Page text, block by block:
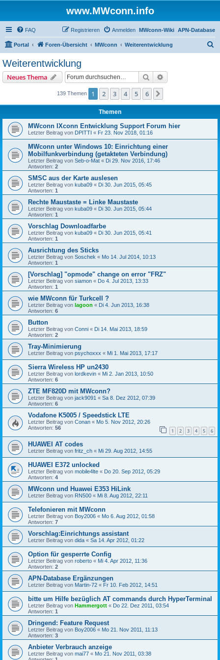
www.MWconn.info
FAQ APN-Database
MWconn-Wiki
Anmelden
Registrieren
Portal Foren-Übersicht MWconn Weiterentwicklung
Weiterentwicklung
Neues Thema Suche
139 Themen 1 2 3 4 5 6
Themen
MWconn IXconn Entwicklung Support Forum hier
Letzter Beitrag von DPITTI « Fr 23. Nov 2018, 01:16
MWconn unter Windows 10: Einrichtung einer
Mobilfunkverbindung (getakteten Verbindung)
Letzter Beitrag von Seb-o-Mat « Di 29. Nov 2016, 17:46
Antworten: 2
SMSC aus der Karte auslesen
Letzter Beitrag von kuba09 « Di 30. Jun 2015, 05:45
Antworten: 1
Rechte Maustaste = Linke Maustaste
Letzter Beitrag von kuba09 « Di 30. Jun 2015, 05:44
Antworten: 1
Vorschlag Downloadfarbe
Letzter Beitrag von kuba09 « Di 30. Jun 2015, 05:41
Antworten: 1
Ausrichtung des Sticks
Letzter Beitrag von Soschek « Mo 14. Jul 2014, 10:13
Antworten: 1
[Vorschlag] "opmode" change on error "FRZ"
Letzter Beitrag von siamon « Do 4. Jul 2013, 13:33
Antworten: 1
wie MWconn für Turkcell ?
Letzter Beitrag von lagoon « Di 4. Jun 2013, 16:38
Antworten: 6
Button
Letzter Beitrag von Conni « Di 14. Mai 2013, 18:59
Antworten: 2
Tray-Minimierung
Letzter Beitrag von psychoxxx « Mi 1. Mai 2013, 17:17
Sierra Wireless HP un2430
Letzter Beitrag von lordkevin « Mi 2. Jan 2013, 10:50
Antworten: 6
ZTE MF820D mit MWconn?
Letzter Beitrag von jack9091 « Sa 8. Dez 2012, 07:39
Antworten: 6
Vodafone K5005 / Speedstick LTE
Letzter Beitrag von Conan « Mo 5. Nov 2012, 20:26
Antworten: 56 1 2 3 4 5 6
HUAWEI AT codes
Letzter Beitrag von fritz_ch « Mi 29. Aug 2012, 14:55
HUAWEI E372 unlocked
Letzter Beitrag von mobile4lte « Do 20. Sep 2012, 05:29
Antworten: 4
MWconn und Huawei E353 HiLink
Letzter Beitrag von RN500 « Mi 8. Aug 2012, 22:11
Telefonieren mit MWconn
Letzter Beitrag von Boy2006 « Mo 6. Aug 2012, 01:58
Antworten: 7
Vorschlag:Einrichtungs assistant
Letzter Beitrag von dida « Sa 14. Apr 2012, 01:22
Option für gesperrte Config
Letzter Beitrag von roberto « Mi 4. Apr 2012, 11:36
Antworten: 2
APN-Database Ergänzungen
Letzter Beitrag von Martin-72 « Fr 10. Feb 2012, 14:51
bitte um Hilfe bezüglich AT commands durch HyperTerminal
Letzter Beitrag von Hammergott « Do 22. Dez 2011, 03:54
Antworten: 1
Dringend: Feature Request
Letzter Beitrag von Boy2006 « Mo 21. Nov 2011, 11:13
Antworten: 3
Anbieter Verbrauch anzeige
Letzter Beitrag von mai77 « Mo 21. Nov 2011, 03:38